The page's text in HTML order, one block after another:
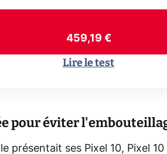
459,19 €
Lire le test
pour éviter
présentait ses Pixel 10, Pixel